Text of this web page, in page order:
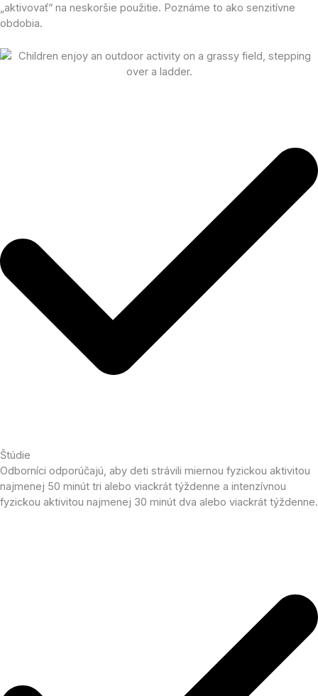
„aktivovať“ na neskoršie použitie. Poznáme to ako senzitívne
obdobia.
Štúdie
Odborníci odporúčajú, aby deti strávili miernou fyzickou aktivitou
najmenej 50 minút tri alebo viackrát týždenne a intenzívnou
fyzickou aktivitou najmenej 30 minút dva alebo viackrát týždenne.